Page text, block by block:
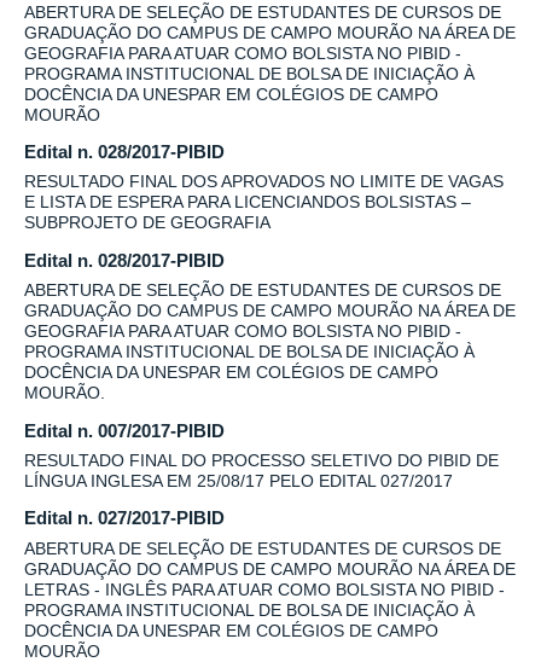
ABERTURA DE SELEÇÃO DE ESTUDANTES DE CURSOS DE
GRADUAÇÃO DO CAMPUS DE CAMPO MOURÃO NA ÁREA DE
GEOGRAFIA PARA ATUAR COMO BOLSISTA NO PIBID -
PROGRAMA INSTITUCIONAL DE BOLSA DE INICIAÇÃO À
DOCÊNCIA DA UNESPAR EM COLÉGIOS DE CAMPO
MOURÃO
Edital n. 028/2017-PIBID
RESULTADO FINAL DOS APROVADOS NO LIMITE DE VAGAS
E LISTA DE ESPERA PARA LICENCIANDOS BOLSISTAS –
SUBPROJETO DE GEOGRAFIA
Edital n. 028/2017-PIBID
ABERTURA DE SELEÇÃO DE ESTUDANTES DE CURSOS DE
GRADUAÇÃO DO CAMPUS DE CAMPO MOURÃO NA ÁREA DE
GEOGRAFIA PARA ATUAR COMO BOLSISTA NO PIBID -
PROGRAMA INSTITUCIONAL DE BOLSA DE INICIAÇÃO À
DOCÊNCIA DA UNESPAR EM COLÉGIOS DE CAMPO
MOURÃO.
Edital n. 007/2017-PIBID
RESULTADO FINAL DO PROCESSO SELETIVO DO PIBID DE
LÍNGUA INGLESA EM 25/08/17 PELO EDITAL 027/2017
Edital n. 027/2017-PIBID
ABERTURA DE SELEÇÃO DE ESTUDANTES DE CURSOS DE
GRADUAÇÃO DO CAMPUS DE CAMPO MOURÃO NA ÁREA DE
LETRAS - INGLÊS PARA ATUAR COMO BOLSISTA NO PIBID -
PROGRAMA INSTITUCIONAL DE BOLSA DE INICIAÇÃO À
DOCÊNCIA DA UNESPAR EM COLÉGIOS DE CAMPO
MOURÃO